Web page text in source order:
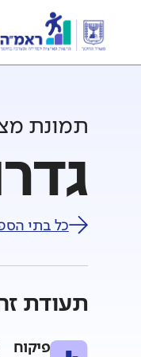
תמונת
כל בתי
תעודת
פיקוח